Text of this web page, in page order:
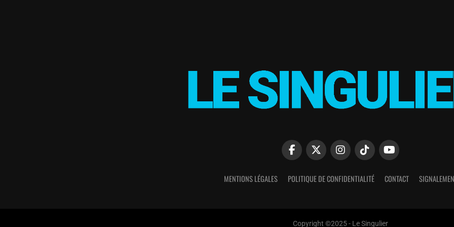
MENTIONS LÉGALES POLITIQUE DE CONFIDENTIALITÉ CONTACT
Copyright ©2025 - Le Singulier